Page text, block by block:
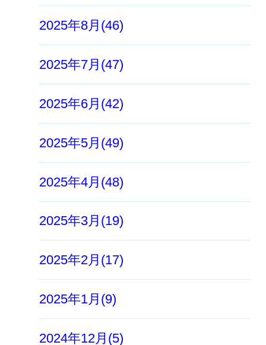
2025年8月(46)
2025年7月(47)
2025年6月(42)
2025年5月(49)
2025年4月(48)
2025年3月(19)
2025年2月(17)
2025年1月(9)
2024年12月(5)